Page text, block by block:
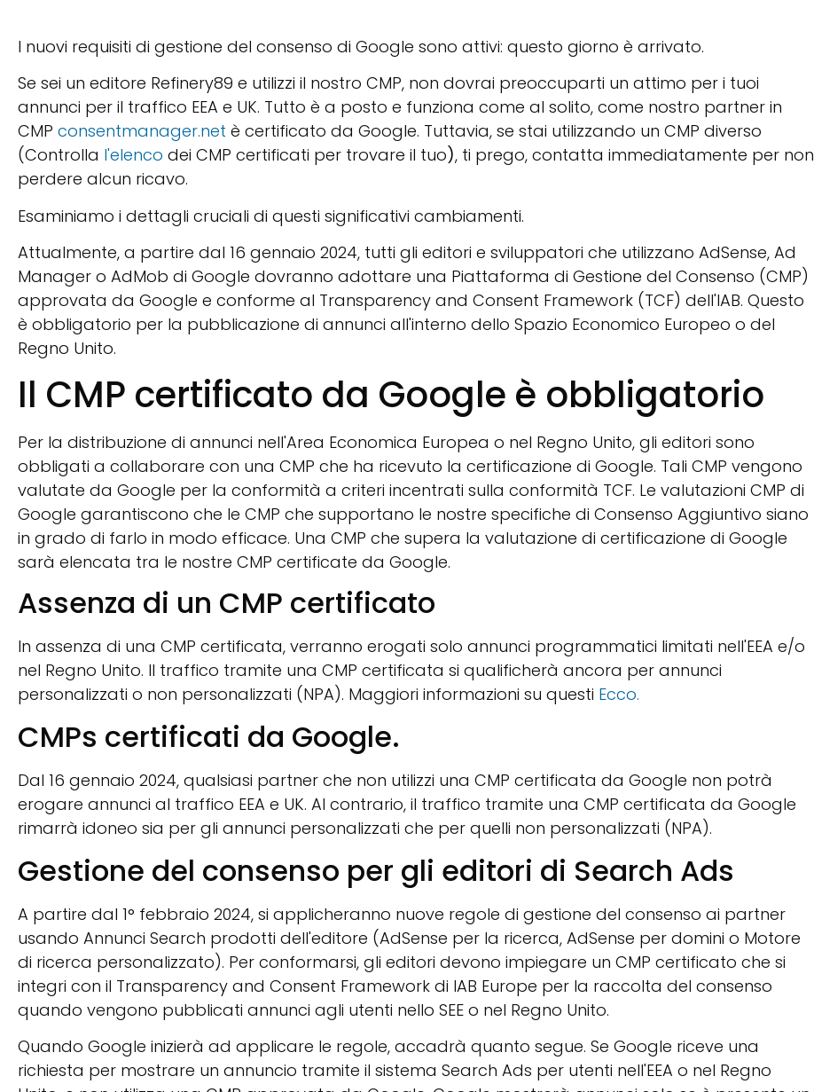
I nuovi requisiti di gestione del consenso di Google sono attivi: questo giorno è arrivato.
Se sei un editore Refinery89 e utilizzi il nostro CMP, non dovrai preoccuparti un attimo per i tuoi
annunci per il traffico EEA e UK. Tutto è a posto e funziona come al solito, come nostro partner in
CMP consentmanager.net è certificato da Google. Tuttavia, se stai utilizzando un CMP diverso
(Controlla l'elenco dei CMP certificati per trovare il tuo), ti prego, contatta immediatamente per non
perdere alcun ricavo.
Esaminiamo i dettagli cruciali di questi significativi cambiamenti.
Attualmente, a partire dal 16 gennaio 2024, tutti gli editori e sviluppatori che utilizzano AdSense, Ad
Manager o AdMob di Google dovranno adottare una Piattaforma di Gestione del Consenso (CMP)
approvata da Google e conforme al Transparency and Consent Framework (TCF) dell'IAB. Questo
è obbligatorio per la pubblicazione di annunci all'interno dello Spazio Economico Europeo o del
Regno Unito.
Il CMP certificato da Google è obbligatorio
Per la distribuzione di annunci nell'Area Economica Europea o nel Regno Unito, gli editori sono
obbligati a collaborare con una CMP che ha ricevuto la certificazione di Google. Tali CMP vengono
valutate da Google per la conformità a criteri incentrati sulla conformità TCF. Le valutazioni CMP di
Google garantiscono che le CMP che supportano le nostre specifiche di Consenso Aggiuntivo siano
in grado di farlo in modo efficace. Una CMP che supera la valutazione di certificazione di Google
sarà elencata tra le nostre CMP certificate da Google.
Assenza di un CMP certificato
In assenza di una CMP certificata, verranno erogati solo annunci programmatici limitati nell'EEA e/o
nel Regno Unito. Il traffico tramite una CMP certificata si qualificherà ancora per annunci
personalizzati o non personalizzati (NPA). Maggiori informazioni su questi Ecco.
CMPs certificati da Google.
Dal 16 gennaio 2024, qualsiasi partner che non utilizzi una CMP certificata da Google non potrà
erogare annunci al traffico EEA e UK. Al contrario, il traffico tramite una CMP certificata da Google
rimarrà idoneo sia per gli annunci personalizzati che per quelli non personalizzati (NPA).
Gestione del consenso per gli editori di Search Ads
A partire dal 1° febbraio 2024, si applicheranno nuove regole di gestione del consenso ai partner
usando Annunci Search prodotti dell'editore (AdSense per la ricerca, AdSense per domini o Motore
di ricerca personalizzato). Per conformarsi, gli editori devono impiegare un CMP certificato che si
integri con il Transparency and Consent Framework di IAB Europe per la raccolta del consenso
quando vengono pubblicati annunci agli utenti nello SEE o nel Regno Unito.
Quando Google inizierà ad applicare le regole, accadrà quanto segue. Se Google riceve una
richiesta per mostrare un annuncio tramite il sistema Search Ads per utenti nell'EEA o nel Regno